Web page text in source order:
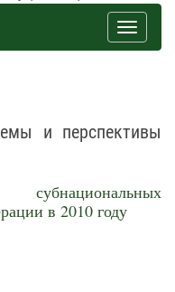
Toggle
и перспективы
в 2010 году